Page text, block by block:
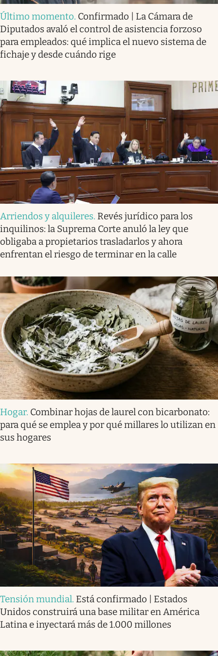
Último momento. Confirmado | La Cámara de
Diputados avaló el control de asistencia forzoso
para empleados: qué implica el nuevo sistema de
fichaje y desde cuándo rige
Arriendos y alquileres. Revés jurídico para los
inquilinos: la Suprema Corte anuló la ley que
obligaba a propietarios trasladarlos y ahora
enfrentan el riesgo de terminar en la calle
Hogar. Combinar hojas de laurel con bicarbonato:
para qué se emplea y por qué millares lo utilizan en
sus hogares
Tensión mundial. Está confirmado | Estados
Unidos construirá una base militar en América
Latina e inyectará más de 1.000 millones